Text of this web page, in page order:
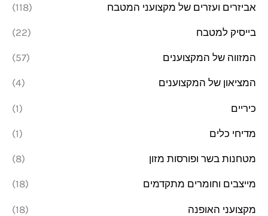
אביזרים ועזרים של מקצועני המטבח (118)
בייסיק למטבח (22)
המזווה של המקצוענים (57)
המציאון של המקצוענים (4)
כיריים (1)
מדיחי כלים (1)
מטחנות בשר ופורסות מזון (8)
מייצבים וחומרים מתקדמים (18)
מקצועני האופנה (18)